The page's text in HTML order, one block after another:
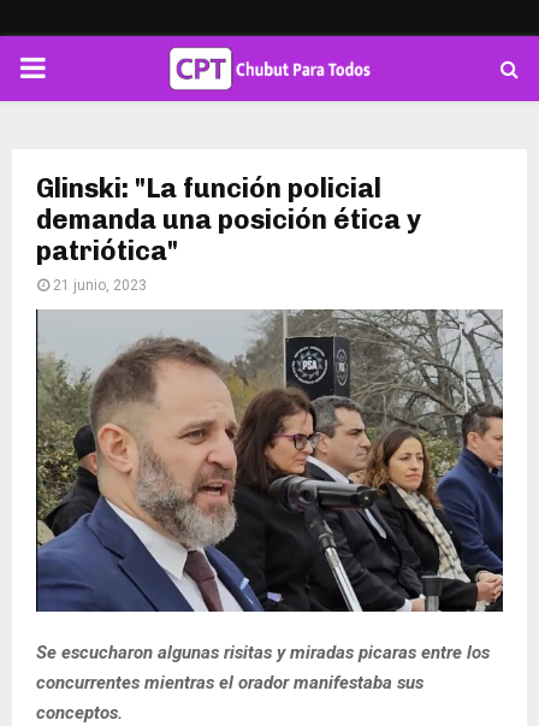
PRIMARY
Glinski: "La función policial
demanda una posición ética y
patriótica"
21 junio, 2023
Se escucharon algunas risitas y miradas picaras entre los
concurrentes mientras el orador manifestaba sus
conceptos.